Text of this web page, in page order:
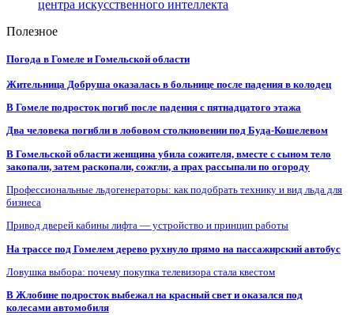
центра искусственного интеллекта
Полезное
Погода в Гомеле и Гомельской области
Жительница Добруша оказалась в больнице после падения в колодец
В Гомеле подросток погиб после падения с пятнадцатого этажа
Два человека погибли в лобовом столкновении под Буда-Кошелевом
В Гомельской области женщина убила сожителя, вместе с сыном тело
закопали, затем раскопали, сожгли, а прах рассыпали по огороду
Профессиональные льдогенераторы: как подобрать технику и вид льда для
бизнеса
Привод дверей кабины лифта — устройство и принцип работы
На трассе под Гомелем дерево рухнуло прямо на пассажирский автобус
Ловушка выбора: почему покупка телевизора стала квестом
В Жлобине подросток выбежал на красный свет и оказался под
колесами автомобиля